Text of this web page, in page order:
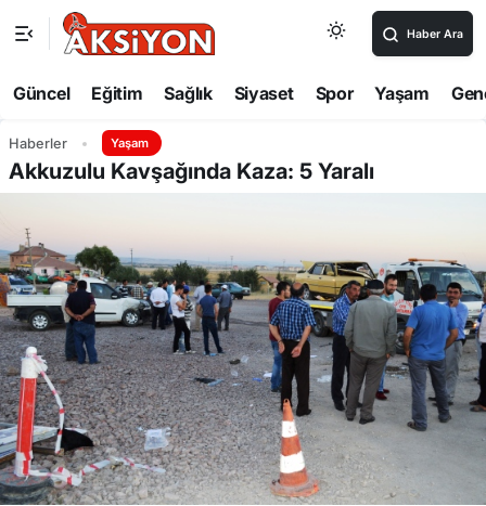
Haber Ara
Güncel Eğitim Sağlık Siyaset Spor Yaşam
Haberler Yaşam
Akkuzulu Kavşağında Kaza: 5 Yaralı